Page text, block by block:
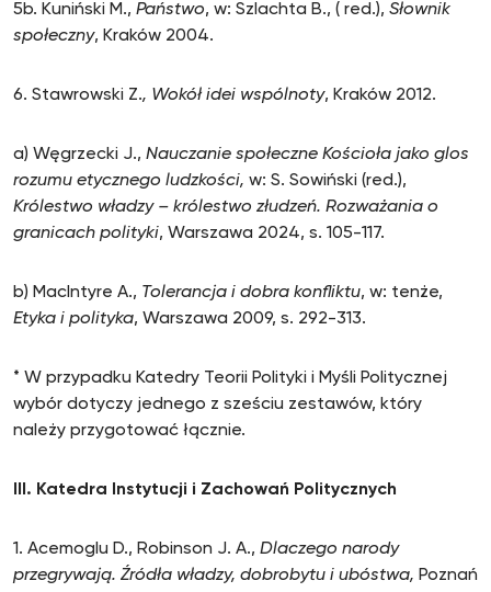
5b. Kuniński M., Państwo, w: Szlachta B., ( red.), Słownik
społeczny, Kraków 2004.
6. Stawrowski Z., Wokół idei wspólnoty, Kraków 2012.
a) Węgrzecki J., Nauczanie społeczne Kościoła jako glos
rozumu etycznego ludzkości, w: S. Sowiński (red.),
Królestwo władzy – królestwo złudzeń. Rozważania o
granicach polityki, Warszawa 2024, s. 105-117.
b) MacIntyre A., Tolerancja i dobra konfliktu, w: tenże,
Etyka i polityka, Warszawa 2009, s. 292-313.
* W przypadku Katedry Teorii Polityki i Myśli Politycznej
wybór dotyczy jednego z sześciu zestawów, który
należy przygotować łącznie.
III. Katedra Instytucji i Zachowań Politycznych
1. Acemoglu D., Robinson J. A., Dlaczego narody
przegrywają. Źródła władzy, dobrobytu i ubóstwa, Poznań